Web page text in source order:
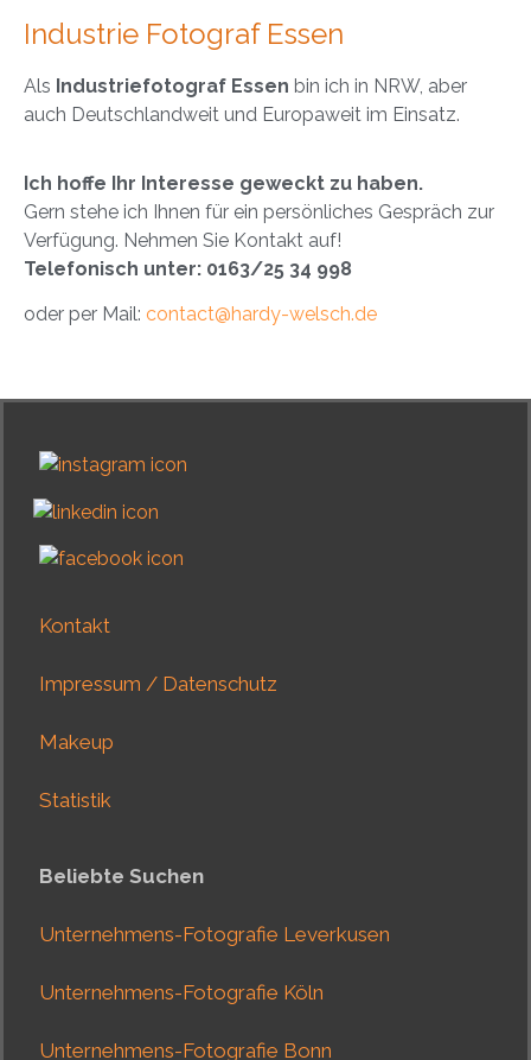
Industrie Fotograf Essen
Als Industriefotograf Essen bin ich in NRW, aber
auch Deutschlandweit und Europaweit im Einsatz.
Ich hoffe Ihr Interesse geweckt zu haben.
Gern stehe ich Ihnen für ein persönliches Gespräch zur
Verfügung. Nehmen Sie Kontakt auf!
Telefonisch unter: 0163/25 34 998
oder per Mail: contact@hardy-welsch.de
Kontakt
Impressum / Datenschutz
Makeup
Statistik
Beliebte Suchen
Unternehmens-Fotografie Leverkusen
Unternehmens-Fotografie Köln
Unternehmens-Fotografie Bonn